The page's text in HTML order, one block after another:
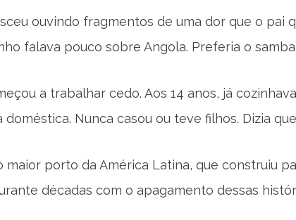
ouvindo fragmentos de uma dor que o pai
falava pouco sobre Angola. Preferia o
a trabalhar cedo. Aos 14 anos, já
doméstica. Nunca casou ou teve filhos. Dizia
maior porto da América Latina, que construiu
décadas com o apagamento dessas